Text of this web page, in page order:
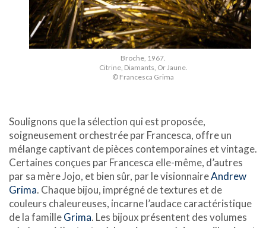
Broche, 1967.
Citrine, Diamants, Or Jaune.
© Francesca Grima
Soulignons que la sélection qui est proposée,
soigneusement orchestrée par Francesca, offre un
mélange captivant de pièces contemporaines et vintage.
Certaines conçues par Francesca elle-même, d’autres
par sa mère Jojo, et bien sûr, par le visionnaireAndrew
Grima. Chaque bijou, imprégné de textures et de
couleurs chaleureuses, incarne l’audace caractéristique
de la familleGrima. Les bijoux présentent des volumes